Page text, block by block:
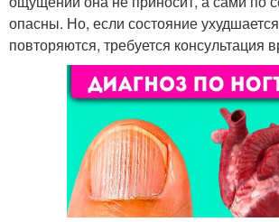
опасны. Но, если состояние
повторяются, требуется консультация